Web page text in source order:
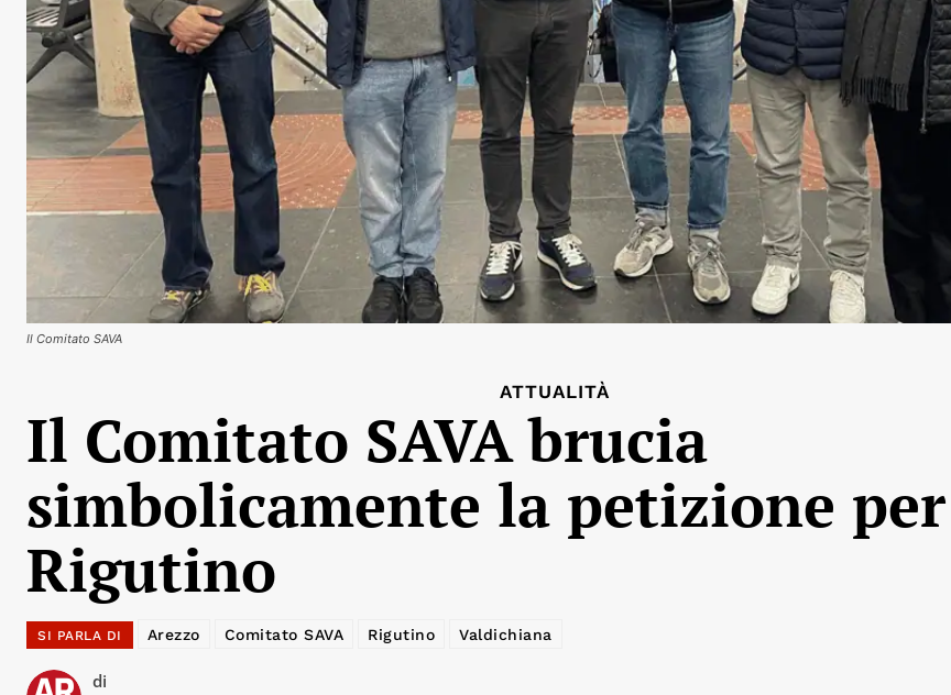
Il Comitato SAVA
ATTUALITÀ
Il Comitato SAVA brucia
simbolicamente la petizione per
Rigutino
SI PARLA DI Arezzo Comitato SAVA Rigutino Valdichiana
di